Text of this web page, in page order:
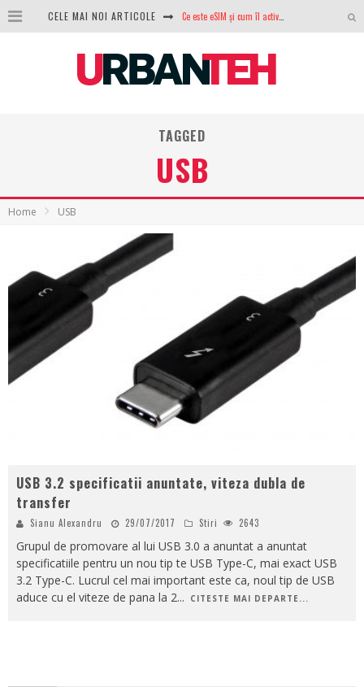
CELE MAI NOI ARTICOLE
100 GB de internet mobil gratuit de la Orange. Fără contract, fără acte și fără obligații
TAGGED
USB
Home USB
USB 3.2 specificatii anuntate, viteza dubla de
transfer
Sianu Alexandru 29/07/2017 Stiri 2643
Grupul de promovare al lui USB 3.0 a anuntat a anuntat
specificatiile pentru un nou tip te USB Type-C, mai exact USB
3.2 Type-C. Lucrul cel mai important este ca, noul tip de USB
aduce cu el viteze de pana la 2... CITESTE MAI DEPARTE...